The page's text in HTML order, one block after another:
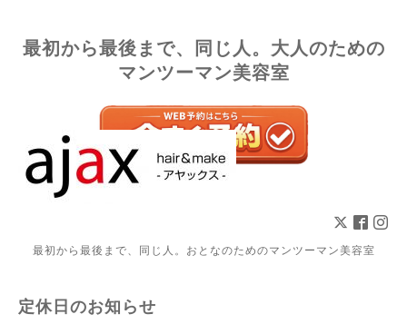
最初から最後まで、同じ人。大人のための
マンツーマン美容室
最初から最後まで、同じ人。おとなのためのマンツーマン美容室
定休日のお知らせ